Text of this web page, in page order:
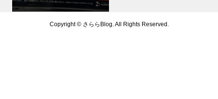
Copyright ©さららBlog. All Rights Reserved.